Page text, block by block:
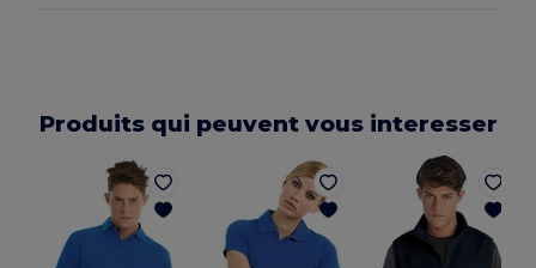
Produits qui peuvent vous interesser